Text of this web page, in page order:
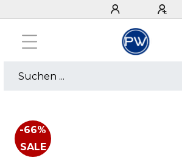
-66%
SALE